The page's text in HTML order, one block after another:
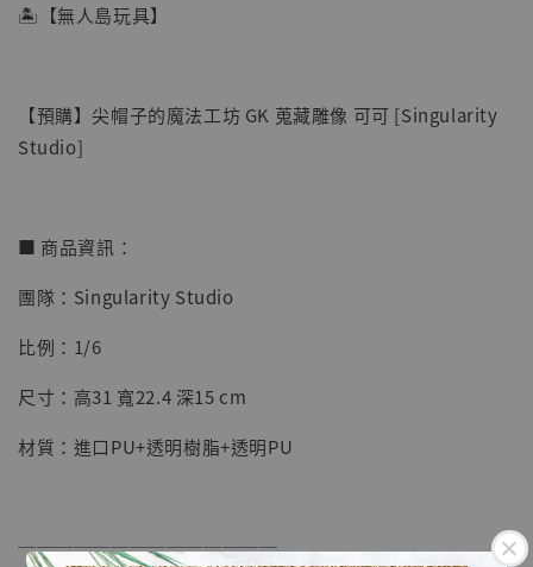
【店內現貨】七龍珠 系列蒐藏雕像 悟空 鳥山
明紀念款 [奇蹟工作室]
NT$ 5,580
🏝【無人島玩具】
【預購】尖帽子的魔法工坊 GK 蒐藏雕像 可可 [Singularity
Studio]
■ 商品資訊：
團隊：Singularity Studio
比例：1/6
尺寸：高31 寬22.4 深15 cm
材質：進口PU+透明樹脂+透明PU
──────────────